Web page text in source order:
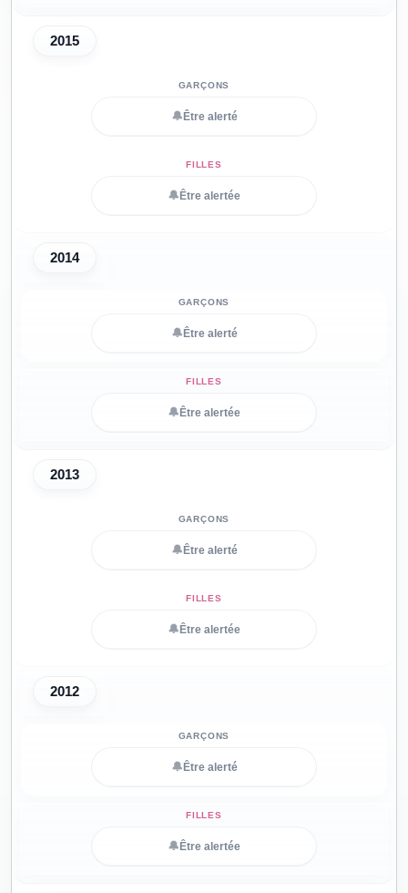
2015
🔔 Être alerté
🔔 Être alertée
2014
🔔 Être alerté
🔔 Être alertée
2013
🔔 Être alerté
🔔 Être alertée
2012
🔔 Être alerté
🔔 Être alertée